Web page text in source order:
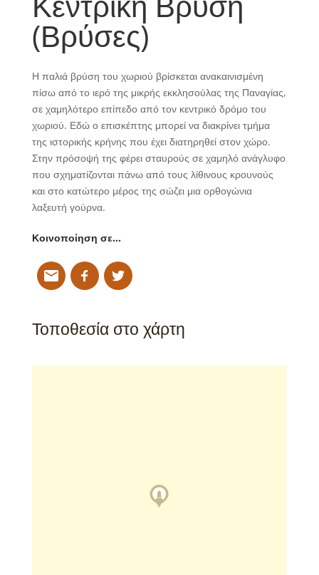
(Βρύσες)
Η παλιά βρύση του χωριού βρίσκεται ανακαινισμένη
πίσω από το ιερό της μικρής εκκλησούλας της Παναγίας,
σε χαμηλότερο επίπεδο από τον κεντρικό δρόμο του
χωριού. Εδώ ο επισκέπτης μπορεί να διακρίνει τμήμα
της ιστορικής κρήνης που έχει διατηρηθεί στον χώρο.
Στην πρόσοψή της φέρει σταυρούς σε χαμηλό ανάγλυφο
που σχηματίζονται πάνω από τους λίθινους κρουνούς
και στο κατώτερο μέρος της σώζει μια ορθογώνια
λαξευτή γούρνα.
Κοινοποίηση σε…
Τοποθεσία στο χάρτη